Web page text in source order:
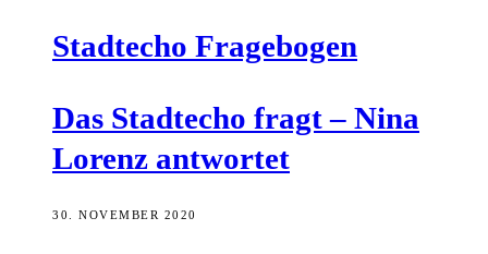
Stadt­echo Fragebogen
Das Stadt­echo fragt – Nina
Lorenz antwortet
30. NOVEMBER 2020